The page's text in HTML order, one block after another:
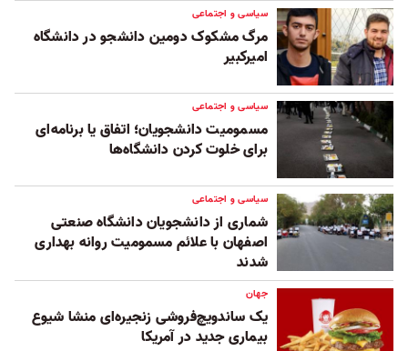
سیاسی و اجتماعی
مرگ مشکوک دومین دانشجو در دانشگاه
امیرکبیر
سیاسی و اجتماعی
مسمومیت دانشجویان؛ اتفاق یا برنامه‌ای
برای خلوت کردن دانشگاه‌ها
سیاسی و اجتماعی
شماری از دانشجویان دانشگاه صنعتی
اصفهان با علائم مسمومیت روانه بهداری
شدند
جهان
یک ساندویچ‌فروشی زنجیره‌ای منشا شیوع
بیماری جدید در آمریکا